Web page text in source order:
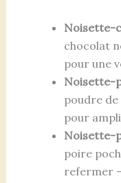
Noisette-
chocolat
pour une
Noisette-
poudre
pour
Noisette-
poire
refermer